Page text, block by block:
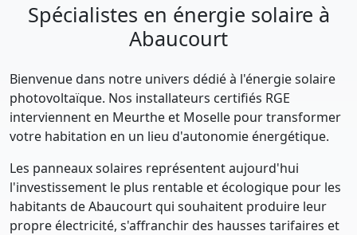
Spécialistes en énergie solaire à
Abaucourt
Bienvenue dans notre univers dédié à l'énergie solaire
photovoltaïque. Nos installateurs certifiés RGE
interviennent en Meurthe et Moselle pour transformer
votre habitation en un lieu d'autonomie énergétique.
Les panneaux solaires représentent aujourd'hui
l'investissement le plus rentable et écologique pour les
habitants de Abaucourt qui souhaitent produire leur
propre électricité, s'affranchir des hausses tarifaires et